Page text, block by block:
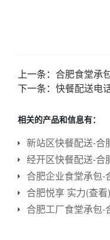
上一条： 合肥食堂承
下一条： 快餐配送电
相关的产品和信息有：
新站区快餐配送-合
经开区快餐配送-合
合肥企业食堂承包-
合肥悦享 实力(查
合肥工厂食堂承包-